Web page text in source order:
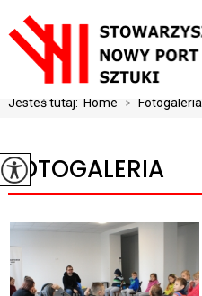
Jesteś tutaj: Home > Fotogaleria
FOTOGALERIA